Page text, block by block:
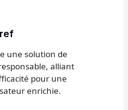
une solution de
alliant
pour une
enrichie.